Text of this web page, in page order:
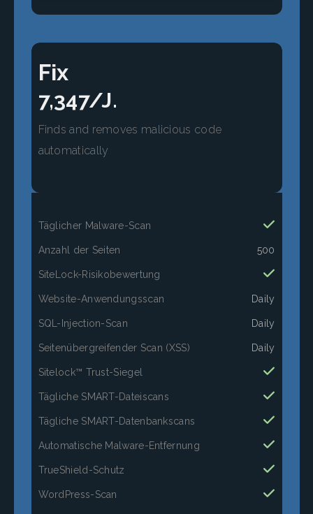
Fix
7,347/J.
Finds and removes malicious code
automatically
Täglicher Malware-Scan
Anzahl der Seiten 500
SiteLock-Risikobewertung
Website-Anwendungsscan Daily
SQL-Injection-Scan Daily
Seitenübergreifender Scan (XSS) Daily
Sitelock™ Trust-Siegel
Tägliche SMART-Dateiscans
Tägliche SMART-Datenbankscans
Automatische Malware-Entfernung
TrueShield-Schutz
WordPress-Scan